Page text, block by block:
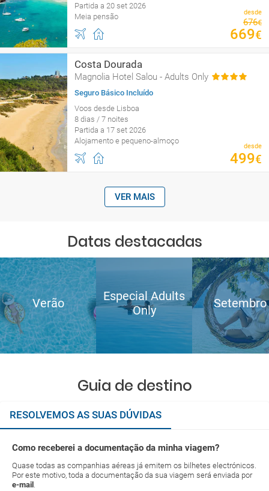
Partida a 20 set 2026
Meia pensão
desde
676€
669€
Costa Dourada
Magnolia Hotel Salou - Adults Only
Seguro Básico Incluído
Voos desde Lisboa
8 dias / 7 noites
Partida a 17 set 2026
Alojamento e pequeno-almoço
desde
499€
VER MAIS
Datas destacadas
Verão
Especial Adults
Only
Setembro
Guia de destino
RESOLVEMOS AS SUAS DÚVIDAS
Como receberei a documentação da minha viagem?
Quase todas as companhias aéreas já emitem os bilhetes electrónicos.
Por este motivo, toda a documentação da sua viagem será enviada por
e-mail .